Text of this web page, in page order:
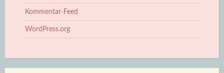
Kommentar-Feed
WordPress.org